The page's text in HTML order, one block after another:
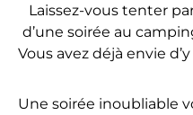
Laissez-vous tenter
d’une soirée au
Vous avez déjà envie
Une soirée inoubliable